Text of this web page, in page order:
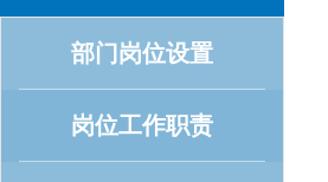
部门岗位设置
岗位工作职责